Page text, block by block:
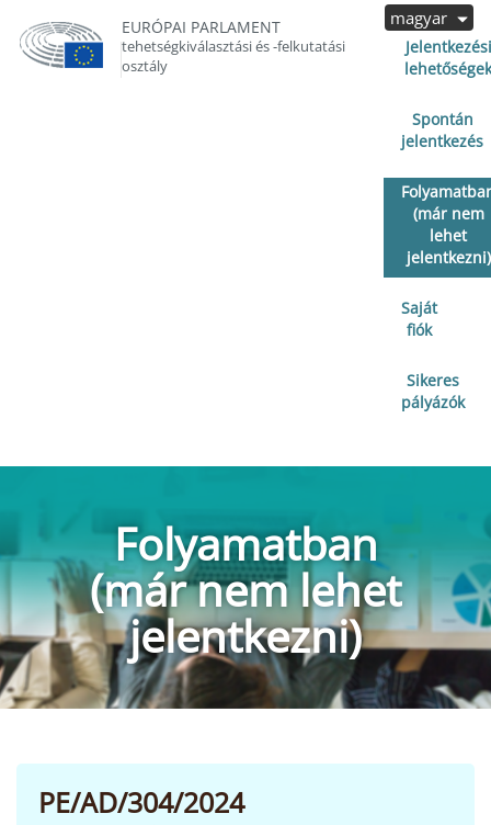
EURÓPAI PARLAMENT
tehetségkiválasztási és -felkutatási
osztály
Jelentkezési
lehetőségek
Spontán
jelentkezés
(már nem
lehet
jelentkezni)
Saját
fiók
Sikeres
pályázók
magyar
Folyamatban
(már nem lehet
jelentkezni)
PE/AD/304/2024